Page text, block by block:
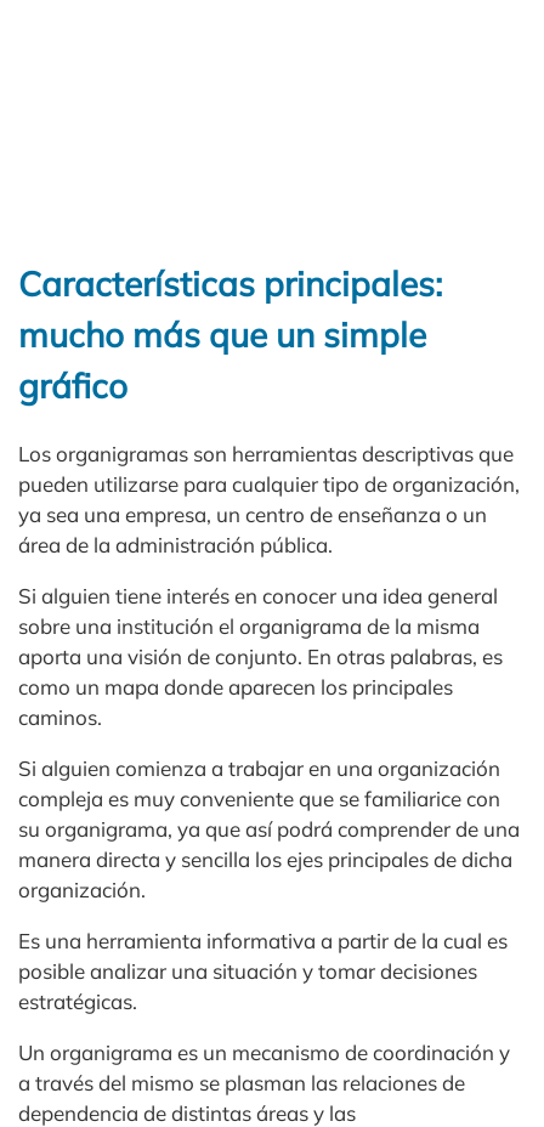
Características principales:
mucho más que un simple
gráfico
Los organigramas son herramientas descriptivas que
pueden utilizarse para cualquier tipo de organización,
ya sea una empresa, un centro de enseñanza o un
área de la administración pública.
Si alguien tiene interés en conocer una idea general
sobre una institución el organigrama de la misma
aporta una visión de conjunto. En otras palabras, es
como un mapa donde aparecen los principales
caminos.
Si alguien comienza a trabajar en una organización
compleja es muy conveniente que se familiarice con
su organigrama, ya que así podrá comprender de una
manera directa y sencilla los ejes principales de dicha
organización.
Es una herramienta informativa a partir de la cual es
posible analizar una situación y tomar decisiones
estratégicas.
Un organigrama es un mecanismo de coordinación y
a través del mismo se plasman las relaciones de
dependencia de distintas áreas y las